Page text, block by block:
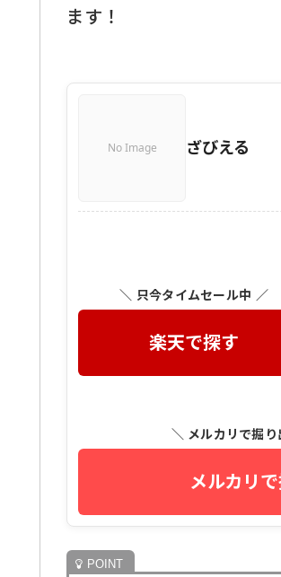
ます！
No Image ざびえる
＼ 只今タイムセール中 ／
楽天で探す
＼ メルカリで掘
メルカリ